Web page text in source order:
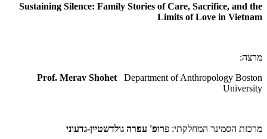
Sustaining Silence: Family Stories of Care, Sacrifice, and the
Limits of Love in Vietnam
מרצה:
Prof. Merav Shohet Department of Anthropology Boston
University
מרכזת הסמינר המחלקתי: פרופ' עפרה גולדשטיין-גדעוני